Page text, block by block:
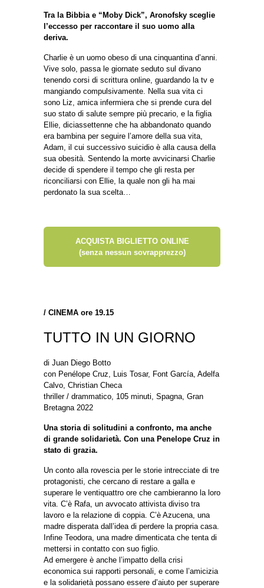
Tra la Bibbia e “Moby Dick”, Aronofsky sceglie
l’eccesso per raccontare il suo uomo alla
deriva.
Charlie è un uomo obeso di una cinquantina d’anni.
Vive solo, passa le giornate seduto sul divano
tenendo corsi di scrittura online, guardando la tv e
mangiando compulsivamente. Nella sua vita ci
sono Liz, amica infermiera che si prende cura del
suo stato di salute sempre più precario, e la figlia
Ellie, diciassettenne che ha abbandonato quando
era bambina per seguire l’amore della sua vita,
Adam, il cui successivo suicidio è alla causa della
sua obesità. Sentendo la morte avvicinarsi Charlie
decide di spendere il tempo che gli resta per
riconciliarsi con Ellie, la quale non gli ha mai
perdonato la sua scelta…
ACQUISTA BIGLIETTO ONLINE
(senza nessun sovrapprezzo)
/ CINEMA ore 19.15
TUTTO IN UN GIORNO
di Juan Diego Botto
con Penélope Cruz, Luis Tosar, Font García, Adelfa
Calvo, Christian Checa
thriller / drammatico, 105 minuti, Spagna, Gran
Bretagna 2022
Una storia di solitudini a confronto, ma anche
di grande solidarietà. Con una Penelope Cruz in
stato di grazia.
Un conto alla rovescia per le storie intrecciate di tre
protagonisti, che cercano di restare a galla e
superare le ventiquattro ore che cambieranno la loro
vita. C’è Rafa, un avvocato attivista diviso tra
lavoro e la relazione di coppia. C’è Azucena, una
madre disperata dall’idea di perdere la propria casa.
Infine Teodora, una madre dimenticata che tenta di
mettersi in contatto con suo figlio.
Ad emergere è anche l’impatto della crisi
economica sui rapporti personali, e come l’amicizia
e la solidarietà possano essere d’aiuto per superare